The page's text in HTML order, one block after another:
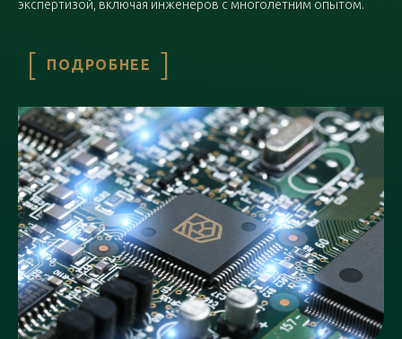
экспертизой, включая инженеров с многолетним опытом.
ПОДРОБНЕЕ